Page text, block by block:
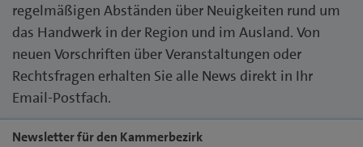
regelmäßigen Abständen über Neuigkeiten rund um
das Handwerk in der Region und im Ausland. Von
neuen Vorschriften über Veranstaltungen oder
Rechtsfragen erhalten Sie alle News direkt in Ihr
Email-Postfach.
Newsletter für den Kammerbezirk